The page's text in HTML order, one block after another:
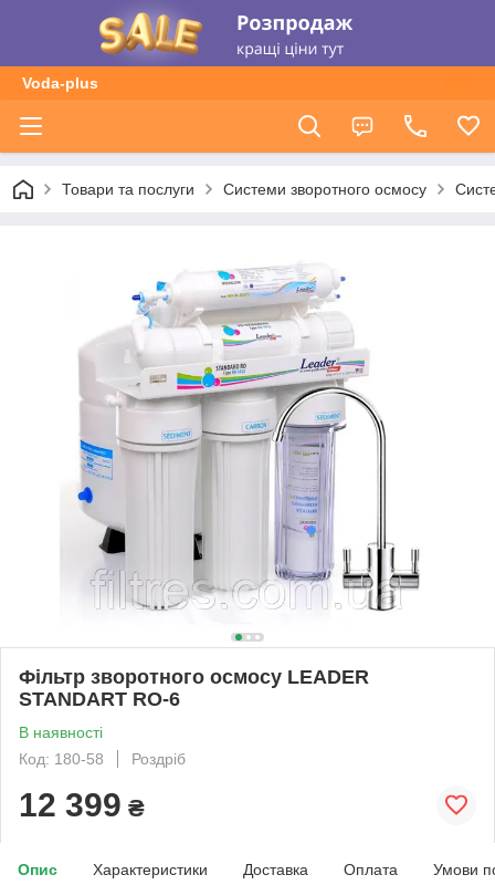
Voda-plus
Товари та послуги Системи зворотного осмосу
Фільтр зворотного осмосу LEADER
STANDART RO-6
В наявності
Код: 180-58
Роздріб
12 399 ₴
Опис Характеристики Доставка Оплата Умови